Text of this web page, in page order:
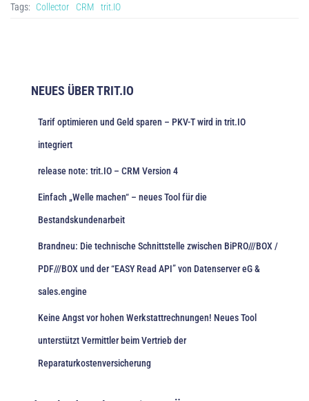
Tags: Collector CRM trit.IO
NEUES ÜBER TRIT.IO
Tarif optimieren und Geld sparen – PKV-T wird in trit.IO
integriert
release note: trit.IO – CRM Version 4
Einfach „Welle machen“ – neues Tool für die
Bestandskundenarbeit
Brandneu: Die technische Schnittstelle zwischen BiPRO///BOX /
PDF///BOX und der “EASY Read API” von Datenserver eG &
sales.engine
Keine Angst vor hohen Werkstattrechnungen! Neues Tool
unterstützt Vermittler beim Vertrieb der
Reparaturkostenversicherung